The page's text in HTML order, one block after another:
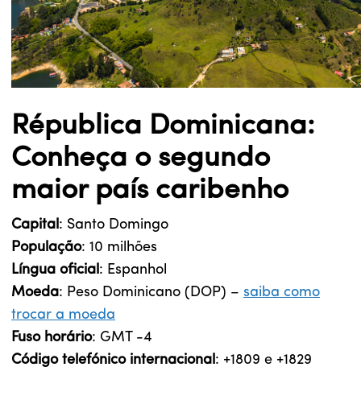
Républica Dominicana:
Conheça o segundo
maior país caribenho
Capital : Santo Domingo
População: 10 milhões
Língua oficial : Espanhol
Moeda: Peso Dominicano (DOP) – saiba como
trocar a moeda
Fuso horário: GMT -4
Código telefónico internacional : +1809 e +1829